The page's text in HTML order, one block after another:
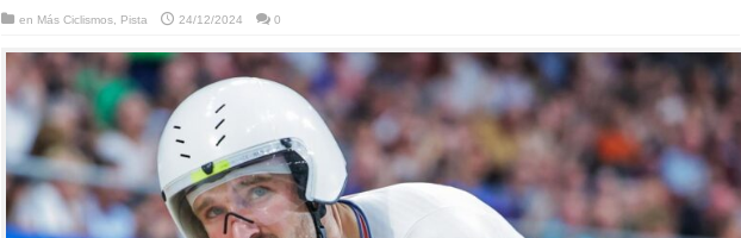
en Más Ciclismos Pista 24/12/2024 0